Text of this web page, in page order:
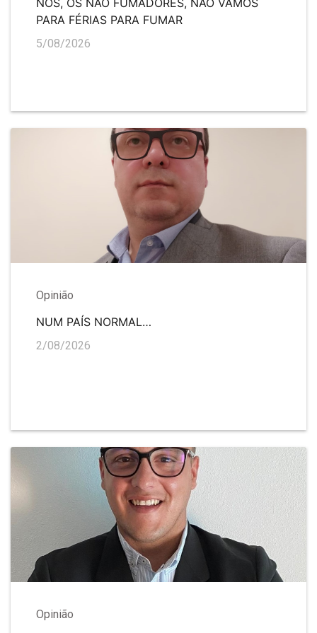
NÓS, OS NÃO FUMADORES, NÃO VAMOS
PARA FÉRIAS PARA FUMAR
5/08/2026
Opinião
NUM PAÍS NORMAL…
2/08/2026
Opinião